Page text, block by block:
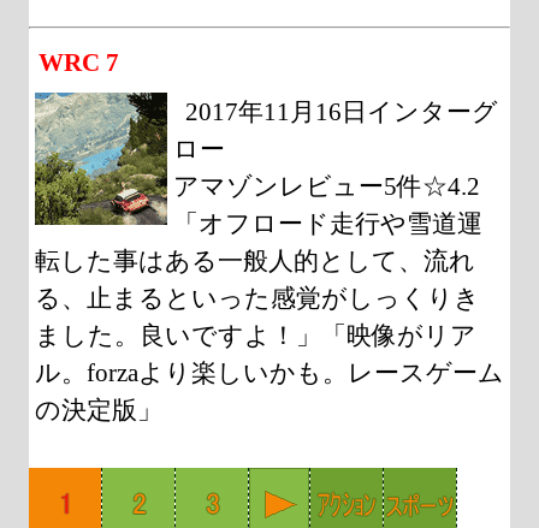
WRC 7
2017年11月16日インターグ
ロー
アマゾンレビュー5件☆4.2
「オフロード走行や雪道運
転した事はある一般人的として、流れ
る、止まるといった感覚がしっくりき
ました。良いですよ！」「映像がリア
ル。forzaより楽しいかも。レースゲーム
の決定版」